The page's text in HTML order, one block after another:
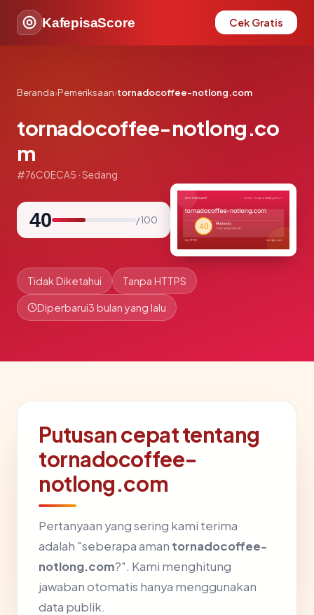
KafepisaScore Cek Gratis
Beranda›Pemeriksaan›tornadocoffee-notlong.com
tornadocoffee-notlong.co
m
#76C0ECA5 · Sedang
40 / 100
Tidak Diketahui Tanpa HTTPS
Diperbarui3 bulan yang lalu
Putusan cepat tentang
tornadocoffee-
notlong.com
Pertanyaan yang sering kami terima
adalah "seberapa aman tornadocoffee-
notlong.com?". Kami menghitung
jawaban otomatis hanya menggunakan
data publik.